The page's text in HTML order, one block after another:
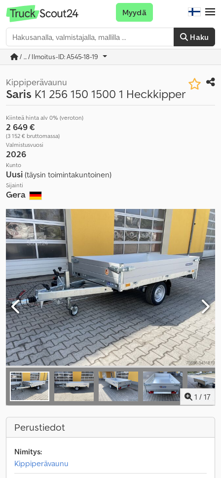
Haku
Myydä
/ ... / Ilmoitus-ID: A545-18-19
Kippiperävaunu
Saris K1 256 150 1500 1 Heckkipper
Kiinteä hinta alv 0% (veroton)
2 649 €
(3 152 € bruttomassa)
Valmistusvuosi
2026
Kunto
Uusi (täysin toimintakuntoinen)
Sijainti
Gera
1 / 17
Perustiedot
Nimitys:
Kippiperävaunu